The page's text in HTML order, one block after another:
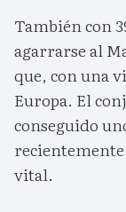
También con
agarrarse al
que, con una
Europa. El
conseguido
vital.